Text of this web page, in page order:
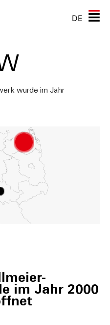
DE
wurde im Jahr
im Jahr 2000